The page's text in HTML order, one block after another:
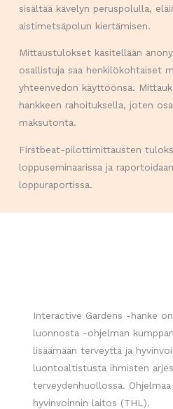
sisältää kävelyn peruspolulla,
aistimetsäpolun kiertämisen.
Mittaustulokset käsitellään
osallistuja saa henkilökohtaiset
yhteenvedon käyttöönsä.
hankkeen rahoituksella, joten
maksutonta.
Firstbeat-pilottimittausten
loppuseminaarissa ja
loppuraportissa.
Interactive Gardens -hanke
luonnosta -ohjelman
lisäämään terveyttä ja
luontoaltistusta ihmisten
terveydenhuollossa.
hyvinvoinnin laitos (THL).